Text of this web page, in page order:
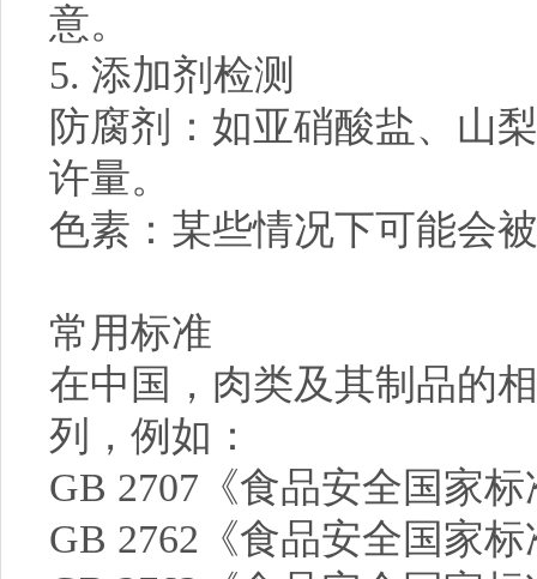
意。
5. 添加剂检测
防腐剂：如亚硝酸盐、山
许量。
色素：某些情况下可能会
常用标准
在中国，肉类及其制品的
列，例如：
GB 2707《食品安全国家
GB 2762《食品安全国家